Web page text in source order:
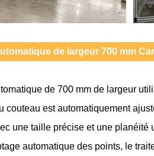
de largeur 700 mm
de 700 mm de largeur
couteau est automatiquement
une taille précise et une planéité
automatique des points, le